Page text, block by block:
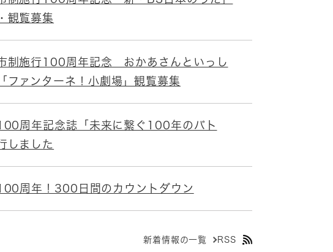
観覧募集
制施行100周年記念 おかあさんといっし
ファンターネ！小劇場」観覧募集
周年記念誌「未来に繋ぐ100年のバト
しました
周年！300日間のカウントダウン
新着情報の一覧 RSS